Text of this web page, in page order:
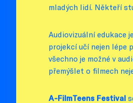
mladých lidí. Někteří
Audiovizuální edukace
projekcí učí nejen lépe
všechno je možné v
přemýšlet o filmech
A-FilmTeens Festival